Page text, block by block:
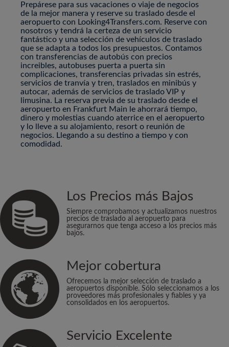
Prepárese para sus vacaciones o viaje de negocios
de la mejor manera y reserve su traslado desde el
aeropuerto con Looking4Transfers.com. Reserve con
nosotros y tendrá la certeza de un servicio
fantástico y una selección de vehículos de traslado
que se adapta a todos los presupuestos. Contamos
con transferencias de autobús con precios
increibles, autobuses puerta a puerta sin
complicaciones, transferencias privadas sin estrés,
servicios de tranvía y tren, traslados en minibús y
autocar, además de servicios de traslado VIP y
limusina. La reserva previa de su traslado desde el
aeropuerto en Frankfurt Main le ahorrará tiempo,
dinero y molestias cuando aterrice en el aeropuerto
y lo lleve a su alojamiento, resort o reunión de
negocios. Llegando a su destino a tiempo y con
comodidad.
Los Precios más Bajos
Siempre comprobamos y actualizamos nuestros
precios de traslado al aeropuerto para
asegurarnos que tenga acceso a los precios más
bajos.
Mejor cobertura
Ofrecemos la mejor selección de traslado a
aeropuertos disponible. Sólo seleccionamos a los
proveedores más profesionales y fiables y ya
consolidados en los aeropuertos.
Servicio Excelente